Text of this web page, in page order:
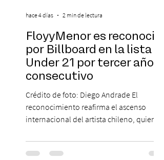
FloyyMenor es reconocido
por Billboard en la lista 21
Under 21 por tercer año
consecutivo
Crédito de foto: Diego Andrade El
reconocimiento reafirma el ascenso
internacional del artista chileno, quien
en la escena global. MIAMI, FL (3 de agosto
de 2026) — FloyyMenor ha sido
hace 4 días 2 min de lectura